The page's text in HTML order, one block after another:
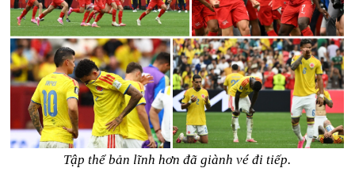
Tập thể bản lĩnh hơn đã giành vé đi tiếp.